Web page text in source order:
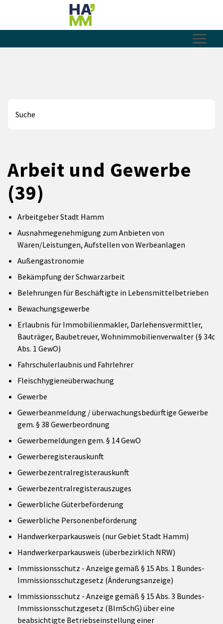
Zum Header
Zum Hauptinhalt
Zum Footer
Zum Hauptinhalt springen
Arbeit und Gewerbe
(39)
Arbeitgeber Stadt Hamm
Ausnahmegenehmigung zum Anbieten von
Waren/Leistungen, Aufstellen von Werbeanlagen
Außengastronomie
Bekämpfung der Schwarzarbeit
Belehrungen für Beschäftigte in Lebensmittelbetrieben
Bewachungsgewerbe
Erlaubnis für Immobilienmakler, Darlehensvermittler,
Bauträger, Baubetreuer, Wohnimmobilienverwalter (§ 34c
Abs. 1 GewO)
Fahrschulerlaubnis und Fahrlehrer
Fleischhygieneüberwachung
Gewerbe
Gewerbeanmeldung / überwachungsbedürftige Gewerbe
gem. § 38 Gewerbeordnung
Gewerbemeldungen gem. § 14 GewO
Gewerberegisterauskunft
Gewerbezentralregisterauskunft
Gewerbezentralregisterauszuges
Gewerbliche Güterbeförderung
Gewerbliche Personenbeförderung
Handwerkerparkausweis (nur Gebiet Stadt Hamm)
Handwerkerparkausweis (überbezirklich NRW)
Immissionsschutz - Anzeige gemäß § 15 Abs. 1 Bundes-
Immissionsschutzgesetz (Änderungsanzeige)
Immissionsschutz - Anzeige gemäß § 15 Abs. 3 Bundes-
Immissionsschutzgesetz (BImSchG) über eine
beabsichtigte Betriebseinstellung einer